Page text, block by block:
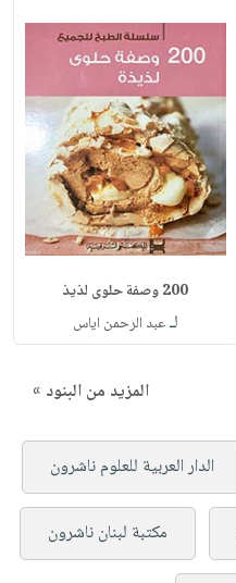
200 وصفة حلوى لذيذ
لـعبد الرحمن اياس
المزيد من البنود »
الدار العربية للعلوم ناشرون
مكتبة لبنان ناشرون